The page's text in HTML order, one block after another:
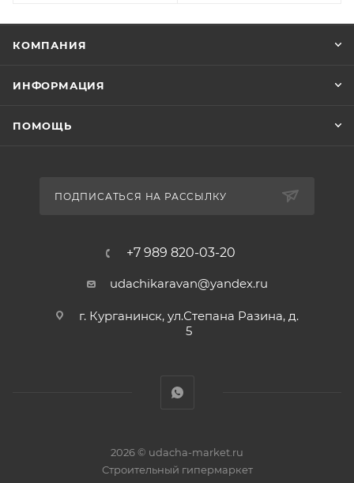
КОМПАНИЯ
ИНФОРМАЦИЯ
ПОМОЩЬ
ПОДПИСАТЬСЯ НА РАССЫЛКУ
+7 989 820-03-20
udachikaravan@yandex.ru
г. Курганинск, ул.Степана Разина, д.
5
2026 © udacha-market.ru
Строительный гипермаркет